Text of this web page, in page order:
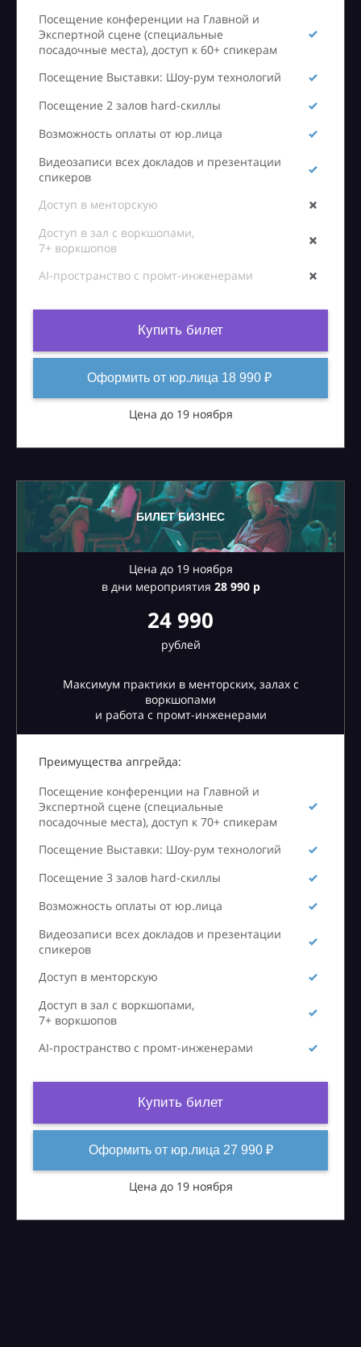
Посещение конференции на Главной и
Экспертной сцене (специальные
посадочные места), доступ к 60+ спикерам
Посещение Выставки: Шоу-рум технологий
Посещение 2 залов hard-скиллы
Возможность оплаты от юр.лица
Видеозаписи всех докладов и презентации
спикеров
Доступ в менторскую
Доступ в зал с воркшопами,
7+ воркшопов
AI-пространство с промт-инженерами
Купить билет
Оформить от юр.лица 18 990 ₽
Цена до 19 ноября
БИЛЕТ БИЗНЕС
Цена до 19 ноября
в дни мероприятия 28990 р
24 990
рублей
Максимум практики в менторских, залах с
воркшопами
и работа с промт-инженерами
Преимущества апгрейда:
Посещение конференции на Главной и
Экспертной сцене (специальные
посадочные места), доступ к 70+ спикерам
Посещение Выставки: Шоу-рум технологий
Посещение 3 залов hard-скиллы
Возможность оплаты от юр.лица
Видеозаписи всех докладов и презентации
спикеров
Доступ в менторскую
Доступ в зал с воркшопами,
7+ воркшопов
AI-пространство с промт-инженерами
Купить билет
Оформить от юр.лица 27 990 ₽
Цена до 19 ноября